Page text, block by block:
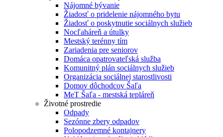
Nájomné bývanie
Žiadosť o pridelenie nájomného bytu
Žiadosť o poskytnutie sociálnych služieb
Nocľaháreň a útulky
Mestský terénny tím
Zariadenia pre seniorov
Domáca opatrovateľská služba
Komunitný plán sociálnych služieb
Organizácia sociálnej starostlivosti
Domov dôchodcov Šaľa
MeT Šaľa - mestská tepláreň
Životné prostredie
Odpady
Sezónne zbery odpadov
Polopodzemné kontajnery